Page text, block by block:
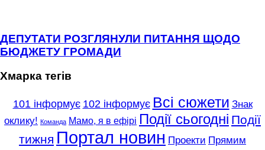
ДЕПУТАТИ РОЗГЛЯНУЛИ ПИТАННЯ ЩОДО
БЮДЖЕТУ ГРОМАДИ
Хмарка тегів
101 інформує 102 інформує Всі сюжети Знак
оклику! Команда Мамо, я в ефірі Події сьогодні Події
тижня Портал новин Проекти Прямим